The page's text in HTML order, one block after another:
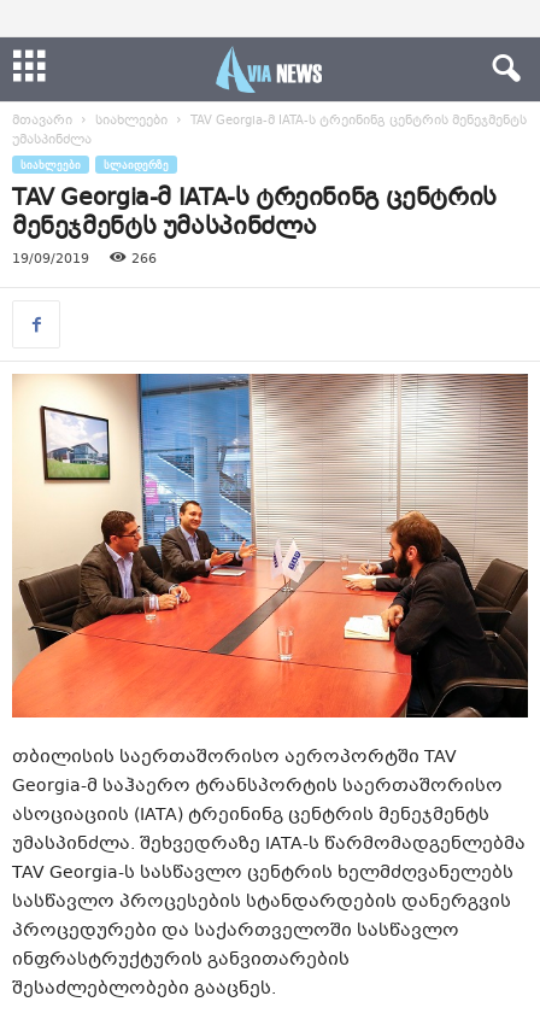
მთავარი სიახლეები
TAV Georgia-მ IATA-ს ტრეინინგ ცენტრის მენეჯმენტს
უმასპინძლა
ᲡᲘᲐᲮᲚᲔᲔᲑᲘ ᲡᲚᲐᲘᲓᲔᲠᲖᲔ
TAV Georgia-მ IATA-ს ტრეინინგ ცენტრის
მენეჯმენტს უმასპინძლა
19/09/2019 266
თბილისის საერთაშორისო აეროპორტში TAV
Georgia-მ საჰაერო ტრანსპორტის საერთაშორისო
ასოციაციის (IATA) ტრეინინგ ცენტრის მენეჯმენტს
უმასპინძლა. შეხვედრაზე IATA-ს წარმომადგენლებმა
TAV Georgia-ს სასწავლო ცენტრის ხელმძღვანელებს
სასწავლო პროცესების სტანდარდების დანერგვის
პროცედურები და საქართველოში სასწავლო
ინფრასტრუქტურის განვითარების
შესაძლებლობები გააცნეს.